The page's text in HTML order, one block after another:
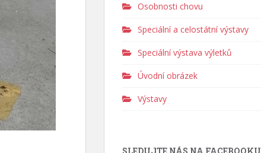
Osobnosti chovu
Speciální a celostátní výstavy
Speciální výstava výletků
Úvodní obrázek
Výstavy